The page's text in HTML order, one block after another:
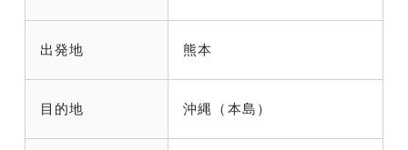
出発地 熊本
目的地 沖縄（本島）